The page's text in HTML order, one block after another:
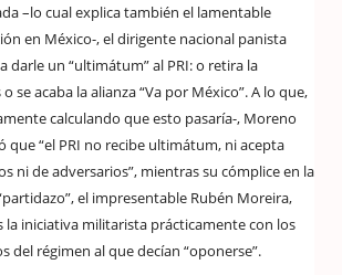
–lo cual explica también el lamentable
en México-, el dirigente nacional panista
darle un “ultimátum” al PRI: o retira la
se acaba la alianza “Va por México”. A lo que,
calculando que esto pasaría-, Moreno
que “el PRI no recibe ultimátum, ni acepta
ni de adversarios”, mientras su cómplice en la
el impresentable Rubén Moreira,
la iniciativa militarista prácticamente con los
del régimen al que decían “oponerse”.